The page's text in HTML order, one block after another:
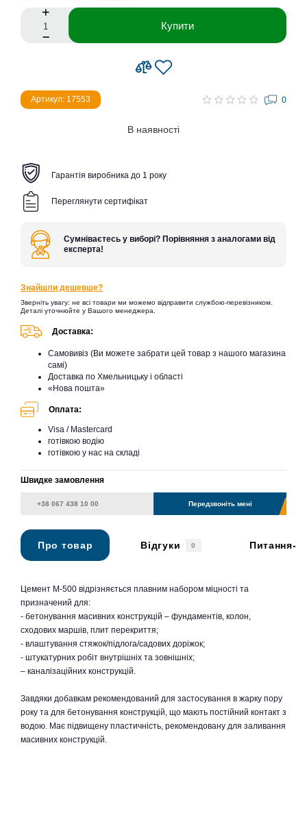
Купити
Артикул: 17553 0
В наявності
Гарантія виробника до 1 року
Переглянути сертифікат
Сумніваєтесь у виборі? Порівняння з аналогами від
експерта!
Знайшли дешевше?
Зверніть увагу: не всі товари ми можемо відправити службою-перевізником.
Деталі уточнюйте у Вашого менеджера.
Доставка:
Самовивіз (Ви можете забрати цей товар з нашого магазина
самі)
Доставка по Хмельницьку і області
«Нова пошта»
Оплата:
Visa / Mastercard
готівкою водію
готівкою у нас на складі
Швидке замовлення
Передзвоніть мені
Про товар Відгуки 0 Питання-
Цемент М-500 відрізняється плавним набором міцності та
призначений для:
- бетонування масивних конструкцій – фундаментів, колон,
сходових маршів, плит перекриття;
- влаштування стяжок/підлога/садових доріжок;
- штукатурних робіт внутрішніх та зовнішніх;
– каналізаційних конструкцій.
Завдяки добавкам рекомендований для застосування в жарку пору
року та для бетонування конструкцій, що мають постійний контакт з
водою. Має підвищену пластичність, рекомендовану для заливання
масивних конструкцій.